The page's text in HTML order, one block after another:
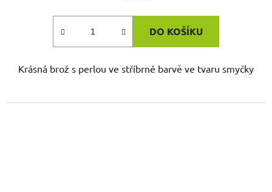
DO KOŠÍKU
Krásná brož s perlou ve stříbrné barvě ve tvaru smyčky